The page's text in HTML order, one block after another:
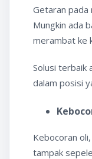
Getaran pada
Mungkin ada
merambat ke
Solusi terbaik
dalam posisi
Kebocoran
tampak